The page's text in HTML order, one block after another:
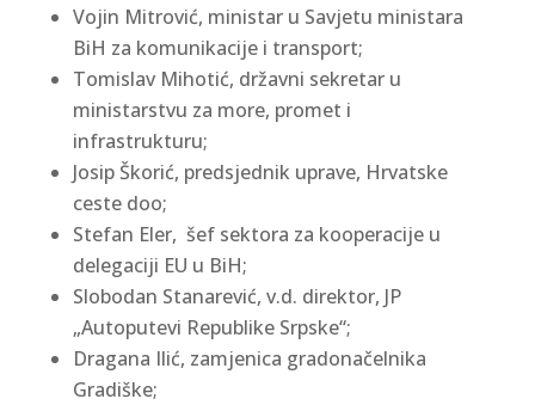
Vojin Mitrović, ministar u Savjetu ministara
BiH za komunikacije i transport;
Tomislav Mihotić, državni sekretar u
ministarstvu za more, promet i
infrastrukturu;
Josip Škorić, predsjednik uprave, Hrvatske
ceste doo;
Stefan Eler, šef sektora za kooperacije u
delegaciji EU u BiH;
Slobodan Stanarević, v.d. direktor, JP
„Autoputevi Republike Srpske“;
Dragana Ilić, zamjenica gradonačelnika
Gradiške;